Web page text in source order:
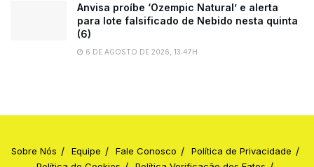
Anvisa proíbe ‘Ozempic Natural’ e alerta
para lote falsificado de Nebido nesta quinta
(6)
6 DE AGOSTO DE 2026, 13:47H
Sobre Nós Equipe Fale Conosco
Política de Privacidade